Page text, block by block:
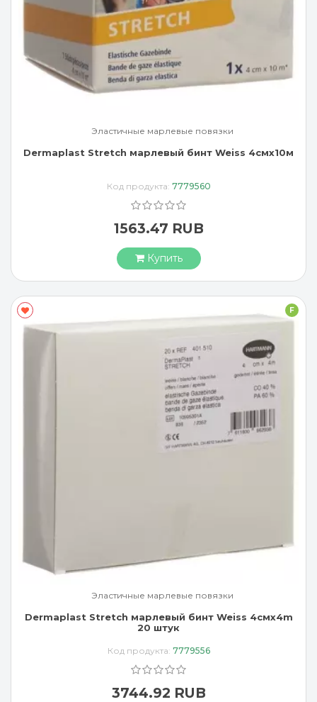
Эластичные марлевые повязки
Dermaplast Stretch марлевый бинт Weiss 4смx10м
Код продукта: 7779560
1563.47 RUB
Купить
F
Эластичные марлевые повязки
Dermaplast Stretch марлевый бинт Weiss 4смx4m
20 штук
Код продукта: 7779556
3744.92 RUB